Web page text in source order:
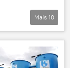
Mais 10